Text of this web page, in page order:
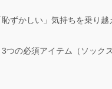
ずかしい」気持ちを乗り越
つの必須アイテム（ソック